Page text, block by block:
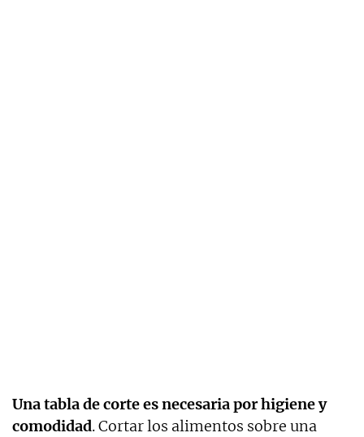
Una tabla de corte es necesaria por higiene y
comodidad. Cortar los alimentos sobre una